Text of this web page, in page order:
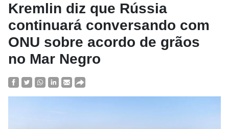
Kremlin diz que Rússia
continuará conversando com
ONU sobre acordo de grãos
no Mar Negro